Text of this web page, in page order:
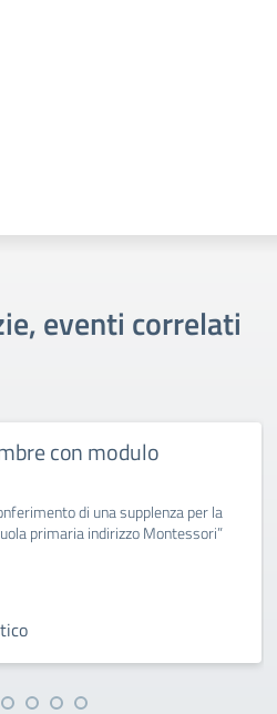
eventi correlati
con modulo
di una supplenza per la
primaria indirizzo Montessori”